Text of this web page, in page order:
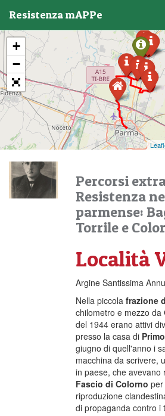
Resistenza mAPPe
+
−
Percorsi
Resistenza
parmense:
Torrile e
Località
Argine Santissima
Nella piccola frazione
chilometro e mezzo
del 1944 erano attivi
presso la casa di
giugno di quell'anno i
macchina da scrivere,
in paese, che avevano
Fascio di Colorno
riproduzione
di propaganda contro i